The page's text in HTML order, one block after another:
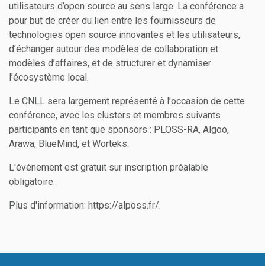
utilisateurs d’open source au sens large. La conférence a
pour but de créer du lien entre les fournisseurs de
technologies open source innovantes et les utilisateurs,
d’échanger autour des modèles de collaboration et
modèles d’affaires, et de structurer et dynamiser
l’écosystème local.
Le CNLL sera largement représenté à l'occasion de cette
conférence, avec les clusters et membres suivants
participants en tant que sponsors : PLOSS-RA, Algoo,
Arawa, BlueMind, et Worteks.
L'évènement est gratuit sur inscription préalable
obligatoire.
Plus d'information: https://alposs.fr/.